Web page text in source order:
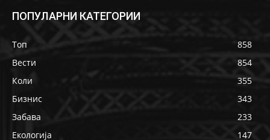
ПОПУЛАРНИ КАТЕГОРИИ
Топ
858
Вести
854
Коли
355
Бизнис
343
Забава
233
Екологија
147